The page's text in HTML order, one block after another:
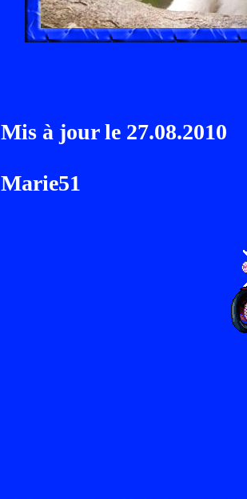
Mis à jour le 27.08.2010
Marie51